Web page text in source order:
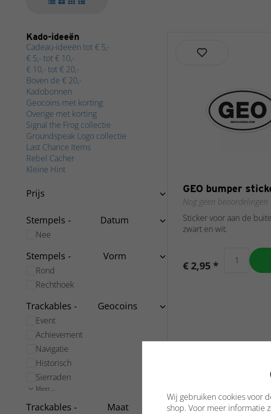
Kado-ideeën
Cadeau-ideeën tot € 5,-
€ 5,- tot € 10,-
€ 10,- tot € 20,-
Boven de € 20,-
Kadobonnen
Geocoins met korting
Overige met korting
Signal the Frog collectie
Groundspeak Logo collectie
Last Chance Items
Rebel Cacher
Kleine Hint
Prijs
Stempels - Datum
Nee
Stempels - Vorm
Rond
Rechthoek
Trackables - Geocoins
Event
Achievement
Navigatie
Historisch
Sierraden
Meer...
Trackables - Maat
GEO bumper
Nog geen beoordelingen
Sticker voor aan de
zwart en wit.
€ 2,95 *
Wij gebruiken cookies voor
shop. Voor meer informatie